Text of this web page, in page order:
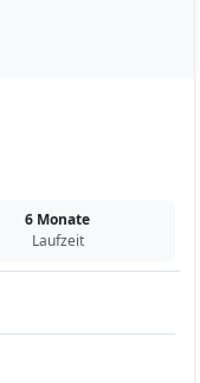
6 Monate
Laufzeit